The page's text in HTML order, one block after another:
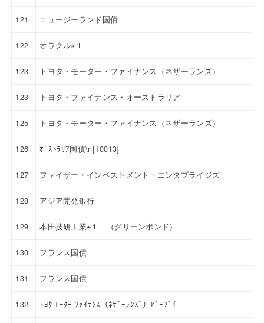
121 ニュージーランド国債
122 オラクル※１
123 トヨタ・モーター・ファイナンス（ネザーランズ）
123 トヨタ・ファイナンス・オーストラリア
125 トヨタ・モーター・ファイナンス（ネザーランズ）
126 ｵｰｽﾄﾗﾘｱ国債\n[T0013]
127 ファイザー・インベストメント・エンタプライジズ
128 アジア開発銀行
129 本田技研工業※１ （グリーンボンド）
130 フランス国債
131 フランス国債
132 ﾄﾖﾀ ﾓｰﾀｰ ﾌｧｲﾅﾝｽ（ﾈｻﾞｰﾗﾝｽﾞ）ﾋﾞｰﾌﾞｲ